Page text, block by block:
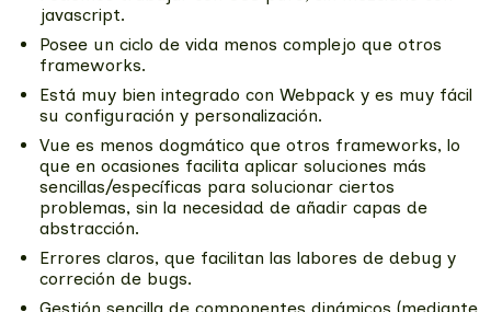
javascript.
Posee un ciclo de vida menos complejo que otros
frameworks.
Está muy bien integrado con Webpack y es muy fácil
su configuración y personalización.
Vue es menos dogmático que otros frameworks, lo
que en ocasiones facilita aplicar soluciones más
sencillas/específicas para solucionar ciertos
problemas, sin la necesidad de añadir capas de
abstracción.
Errores claros, que facilitan las labores de debug y
correción de bugs.